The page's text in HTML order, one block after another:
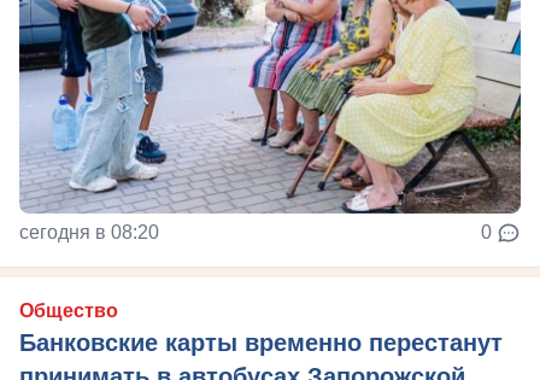
сегодня в 08:20 0
Общество
Банковские карты временно перестанут